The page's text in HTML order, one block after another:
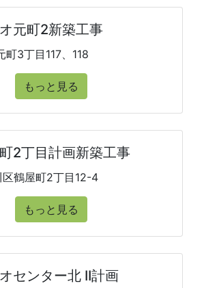
元町2新築工事
3丁目117、118
もっと見る
2丁目計画新築工事
鶴屋町2丁目12-4
もっと見る
センター北 II計画